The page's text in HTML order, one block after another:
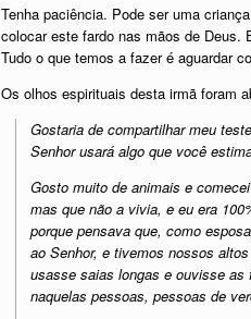
Tenha paciência. Pode ser uma
colocar este fardo nas mãos de Deus.
Tudo o que temos a fazer é aguardar
Os olhos espirituais desta irmã foram
Gostaria de compartilhar meu
Senhor usará algo que você
Gosto muito de animais e
mas que não a vivia, e eu era
porque pensava que, como
ao Senhor, e tivemos nossos
usasse saias longas e ouvisse
naquelas pessoas, pessoas de